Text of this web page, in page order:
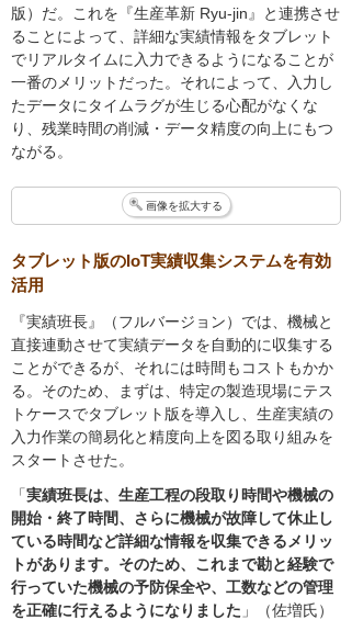
版）だ。これを『生産革新 Ryu-jin』と連携させ
ることによって、詳細な実績情報をタブレット
でリアルタイムに入力できるようになることが
一番のメリットだった。それによって、入力し
たデータにタイムラグが生じる心配がなくな
り、残業時間の削減・データ精度の向上にもつ
ながる。
画像を拡大する
タブレット版のIoT実績収集システムを有効
活用
『実績班長』（フルバージョン）では、機械と
直接連動させて実績データを自動的に収集する
ことができるが、それには時間もコストもかか
る。そのため、まずは、特定の製造現場にテス
トケースでタブレット版を導入し、生産実績の
入力作業の簡易化と精度向上を図る取り組みを
スタートさせた。
「実績班長は、生産工程の段取り時間や機械の
開始・終了時間、さらに機械が故障して休止し
ている時間など詳細な情報を収集できるメリッ
トがあります。そのため、これまで勘と経験で
行っていた機械の予防保全や、工数などの管理
を正確に行えるようになりました 」（佐増氏）